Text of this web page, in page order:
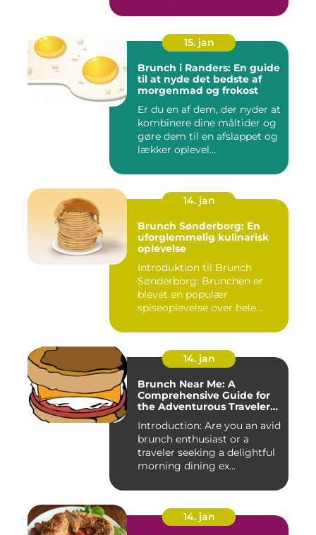
15. jan
Brunch i Randers: En guide
til at nyde det bedste af
morgenmad og frokost
Er du en af dem, der nyder at
kombinere dine måltider og
gøre dem til en afslappet og
lækker oplevel...
14. jan
Brunch Sønderborg: En
uforglemmelig kulinarisk
oplevelse
Introduktion til Brunch
Sønderborg: Brunchen er
blevet en populær
spiseoplevelse over hele
14. jan
Brunch Near Me: A
Comprehensive Guide for
the Adventurous Traveler
Introduction: Are you an avid
brunch enthusiast or a
traveler seeking a delightful
morning dining ex...
14. jan